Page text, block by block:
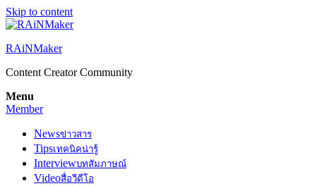
Skip to content
RAiNMaker
Content Creator Community
Menu
Member
Newsข่าวสาร
Tipsเทคนิคน่ารู้
Interviewบทสัมภาษณ์
Videoสื่อวีดีโอ